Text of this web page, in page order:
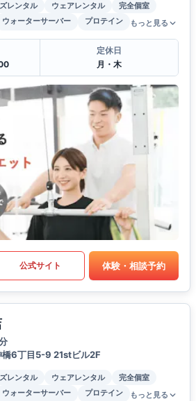
レンタル ウェアレンタル
完全個室
ウォーターサーバー プロテイン もっと見る
定休日
月・木
公式サイト 体験・相談予約
橋6丁目5-9 21stビル2F
レンタル ウェアレンタル
完全個室
ウォーターサーバー プロテイン もっと見る